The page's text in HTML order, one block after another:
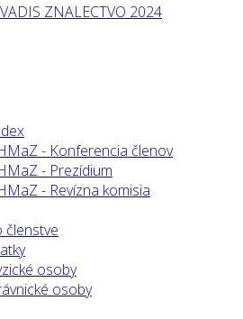
ZNALECTVO 2024
- Konferencia členov
- Prezídium
- Revízna komisia
členstve
osoby
osoby